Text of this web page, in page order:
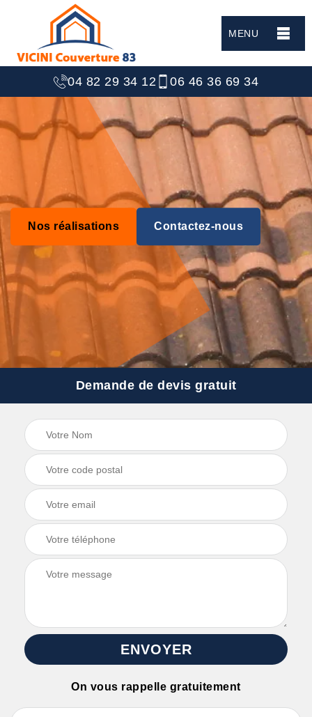
MENU
04 82 29 34 12 06 46 36 69 34
Nos réalisations Contactez-nous
Demande de devis gratuit
On vous rappelle gratuitement